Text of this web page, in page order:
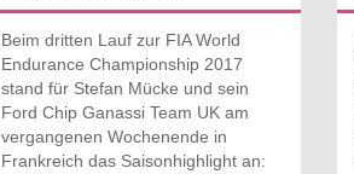
Beim dritten Lauf zur FIA World
Endurance Championship 2017
stand für Stefan Mücke und sein
Ford Chip Ganassi Team UK am
vergangenen Wochenende in
Frankreich das Saisonhighlight an: